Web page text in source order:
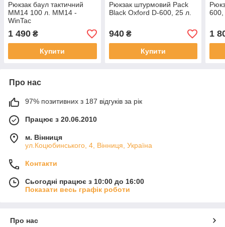
Рюкзак баул тактичний
ММ14 100 л. ММ14 -
WinTac
1 490 ₴
Купити
Рюкзак штурмовий Pack
Black Oxford D-600, 25 л.
940₴
Купити
600,
1
Про нас
97% позитивних з 187 відгуків за рік
Працює з 20.06.2010
м. Вінниця
ул.Коцюбинського, 4, Вінниця, Україна
Контакти
Сьогодні працює з 10:00 до 16:00
Показати весь графік роботи
Про нас